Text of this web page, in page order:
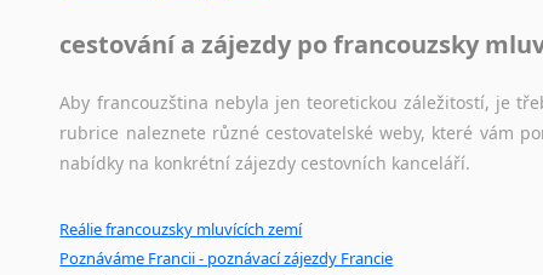
cestování a zájezdy po francouzsky
Aby francouzština nebyla jen teoretickou záležitostí, je
rubrice naleznete různé cestovatelské weby, které vám
nabídky na konkrétní zájezdy cestovních kanceláří.
Reálie francouzsky mluvících zemí
Poznáváme Francii - poznávací zájezdy Francie